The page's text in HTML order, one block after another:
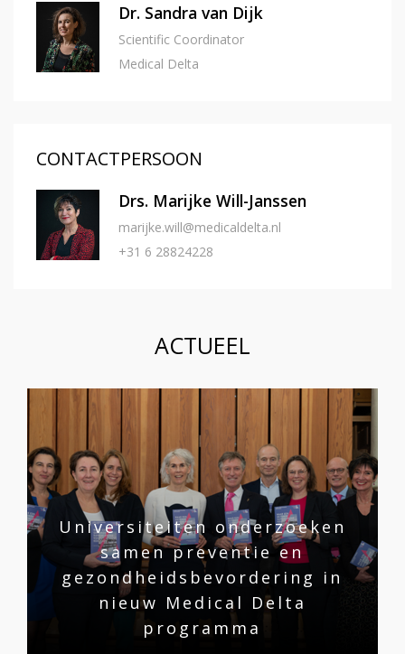
Dr. Sandra van Dijk
Scientific Coordinator
Medical Delta
CONTACTPERSOON
Drs. Marijke Will-Janssen
marijke.will@medicaldelta.nl
+31 6 28824228
ACTUEEL
Universiteiten onderzoeken
samen preventie en
gezondheidsbevordering in
nieuw Medical Delta
programma